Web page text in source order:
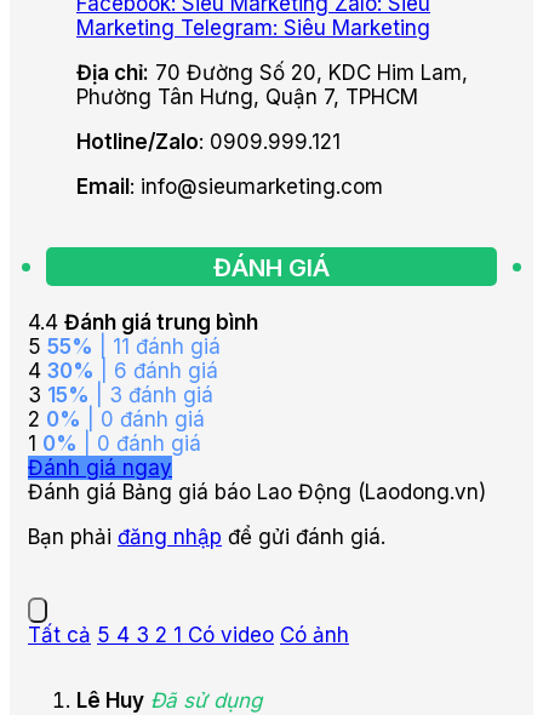
Marketing Telegram: Siêu Marketing
Địa chỉ: 70 Đường Số 20, KDC Him Lam,
Phường Tân Hưng, Quận 7, TPHCM
Hotline/Zalo: 0909.999.121
Email : info@sieumarketing.com
ĐÁNH GIÁ
4.4 Đánh giá trung bình
5 55% | 11 đánh giá
4 30% | 6 đánh giá
3 15% | 3 đánh giá
2 0% | 0 đánh giá
1 0% | 0 đánh giá
Đánh giá ngay
Đánh giá Bảng giá báo Lao Động (Laodong.vn)
Bạn phải đăng nhập để gửi đánh giá.
Tất cả 5 4 3 2 1 Có video Có ảnh
Lê Huy Đã sử dụng